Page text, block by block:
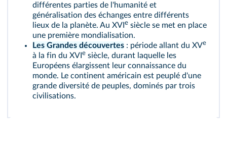
différentes parties de l'humanité et
généralisation des échanges entre différents
lieux de la planète. Au XVI e siècle se met en place
une première mondialisation.
Les Grandes découvertes : période allant du XVe
à la fin du XVI e siècle, durant laquelle les
Européens élargissent leur connaissance du
monde. Le continent américain est peuplé d'une
grande diversité de peuples, dominés par trois
civilisations.